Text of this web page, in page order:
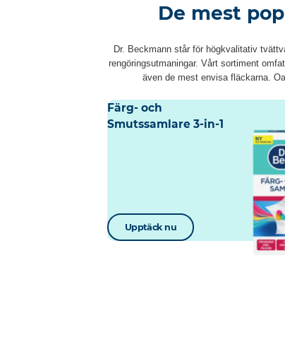
De mest
Dr. Beckmann står för högkvalitativ
rengöringsutmaningar. Vårt sortiment
även de mest envisa fläckarna.
Färg- och
Smutssamlare 3-in-1
Upptäck nu